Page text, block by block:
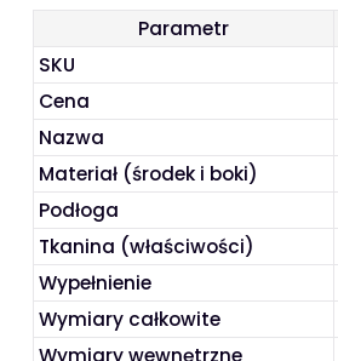
Parametr
SKU
Cena
Nazwa
Materiał (środek i boki)
Podłoga
Tkanina (właściwości)
Wypełnienie
Wymiary całkowite